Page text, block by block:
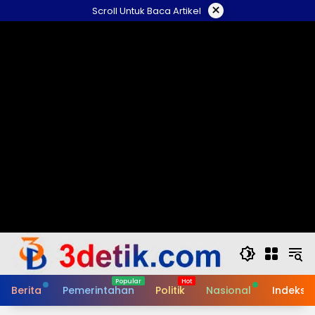
to
Scroll Untuk Baca Artikel ×
Berita Pemerintahan Politik Nasional Indeks